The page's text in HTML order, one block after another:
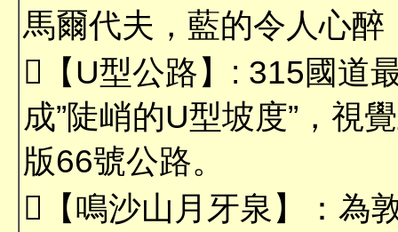
馬爾代夫，藍的令人心醉
【U型公路】: 315國道
成”陡峭的U型坡度”，視
版66號公路。
【鳴沙山月牙泉】：為